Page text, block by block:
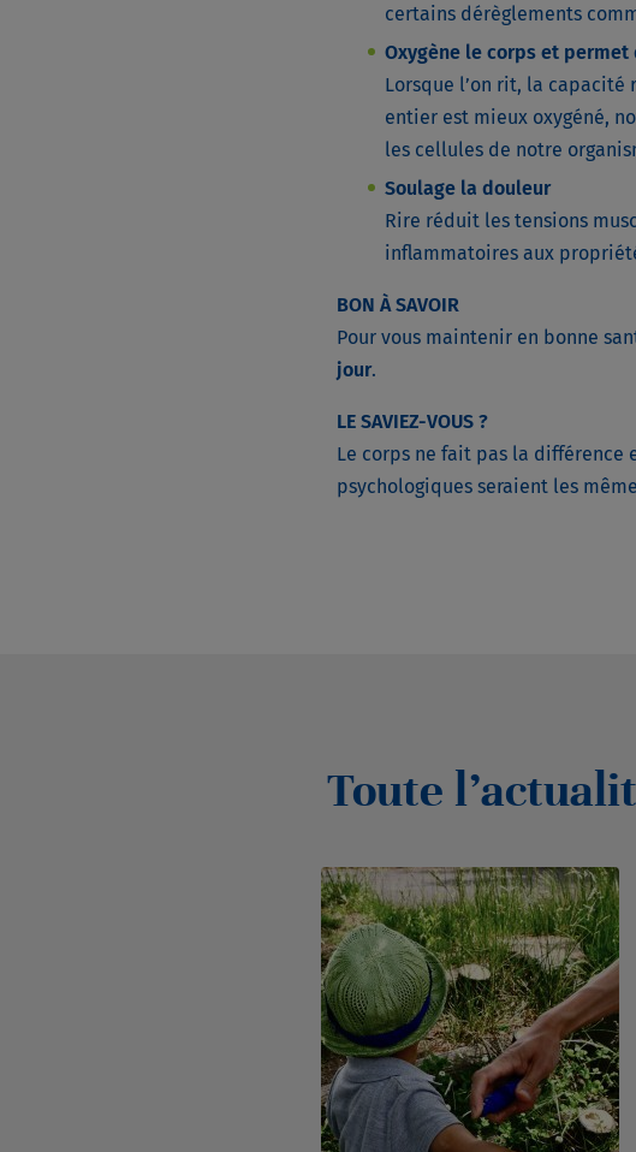
certains dérèglements
Oxygène le corps et
Lorsque l’on rit, la
entier est mieux oxygéné,
les cellules de notre
Soulage la douleur
Rire réduit les tensions
inflammatoires aux
BON À SAVOIR
Pour vous maintenir en bonne
jour.
LE SAVIEZ-VOUS ?
Le corps ne fait pas la différence
psychologiques seraient les
Toute